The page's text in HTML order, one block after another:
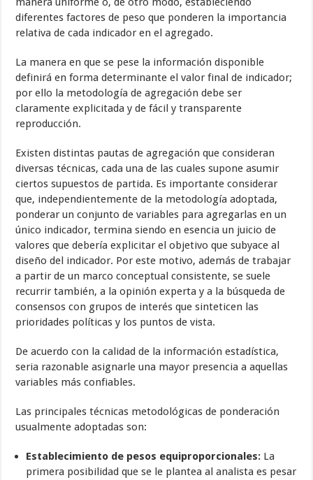
diferentes factores de peso que ponderen la importancia
relativa de cada indicador en el agregado.
La manera en que se pese la información disponible
definirá en forma determinante el valor final de indicador;
por ello la metodología de agregación debe ser
claramente explicitada y de fácil y transparente
reproducción.
Existen distintas pautas de agregación que consideran
diversas técnicas, cada una de las cuales supone asumir
ciertos supuestos de partida. Es importante considerar
que, independientemente de la metodología adoptada,
ponderar un conjunto de variables para agregarlas en un
único indicador, termina siendo en esencia un juicio de
valores que debería explicitar el objetivo que subyace al
diseño del indicador. Por este motivo, además de trabajar
a partir de un marco conceptual consistente, se suele
recurrir también, a la opinión experta y a la búsqueda de
consensos con grupos de interés que sinteticen las
prioridades políticas y los puntos de vista.
De acuerdo con la calidad de la información estadística,
seria razonable asignarle una mayor presencia a aquellas
variables más confiables.
Las principales técnicas metodológicas de ponderación
usualmente adoptadas son:
Establecimiento de pesos equiproporcionales: La
primera posibilidad que se le plantea al analista es pesar